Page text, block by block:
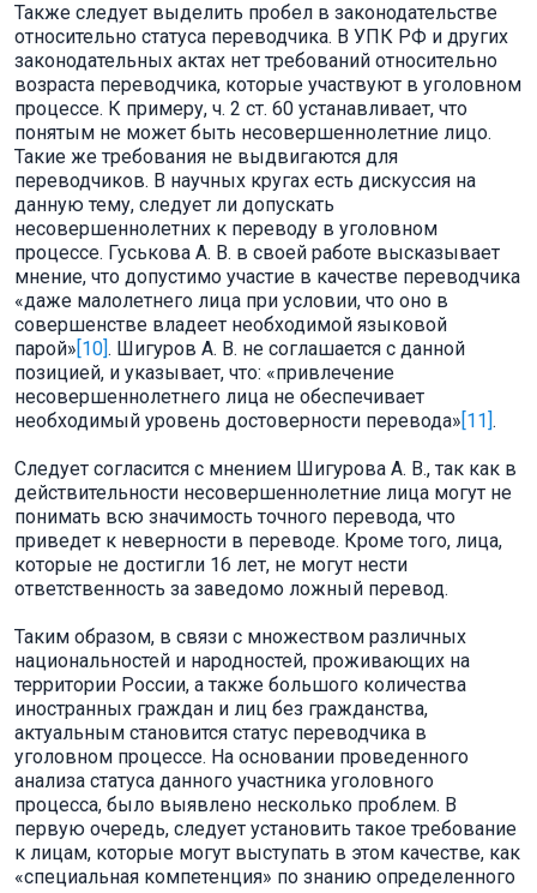
Также следует выделить пробел в законодательстве
относительно статуса переводчика. В УПК РФ и других
законодательных актах нет требований относительно
возраста переводчика, которые участвуют в уголовном
процессе. К примеру, ч. 2 ст. 60 устанавливает, что
понятым не может быть несовершеннолетние лицо.
Такие же требования не выдвигаются для
переводчиков. В научных кругах есть дискуссия на
данную тему, следует ли допускать
несовершеннолетних к переводу в уголовном
процессе. Гуськова А. В. в своей работе высказывает
мнение, что допустимо участие в качестве переводчика
«даже малолетнего лица при условии, что оно в
совершенстве владеет необходимой языковой
парой»[10]. Шигуров А. В. не соглашается с данной
позицией, и указывает, что: «привлечение
несовершеннолетнего лица не обеспечивает
необходимый уровень достоверности перевода»[11].
Следует согласится с мнением Шигурова А. В., так как в
действительности несовершеннолетние лица могут не
понимать всю значимость точного перевода, что
приведет к неверности в переводе. Кроме того, лица,
которые не достигли 16 лет, не могут нести
ответственность за заведомо ложный перевод.
Таким образом, в связи с множеством различных
национальностей и народностей, проживающих на
территории России, а также большого количества
иностранных граждан и лиц без гражданства,
актуальным становится статус переводчика в
уголовном процессе. На основании проведенного
анализа статуса данного участника уголовного
процесса, было выявлено несколько проблем. В
первую очередь, следует установить такое требование
к лицам, которые могут выступать в этом качестве, как
«специальная компетенция» по знанию определенного